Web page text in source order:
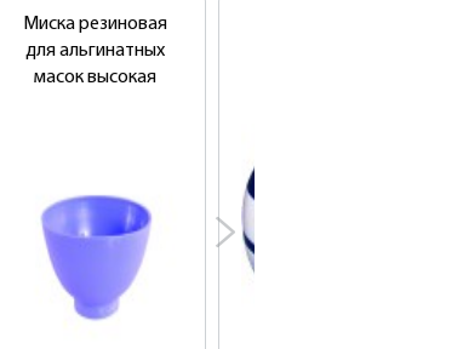
Миска резиновая
для альгинатных
масок высокая